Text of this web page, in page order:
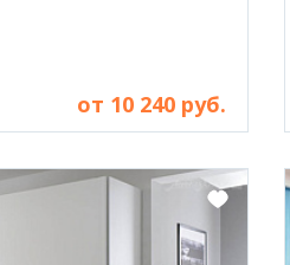
от 10 240 руб.